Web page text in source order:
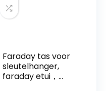
Faraday tas voor
sleutelhanger,
faraday etui，